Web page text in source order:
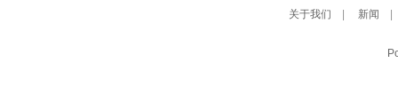
关于我们 新闻